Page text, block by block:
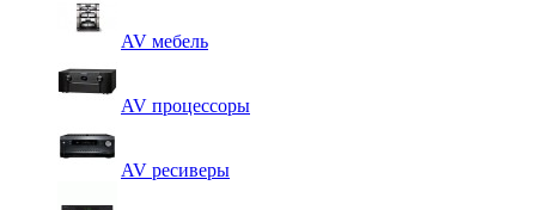
AV мебель
AV процессоры
AV ресиверы